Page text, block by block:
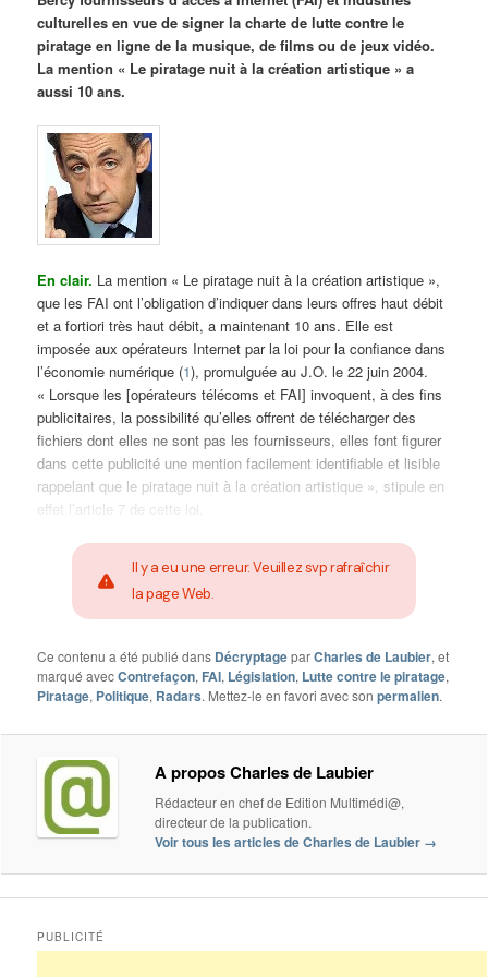
culturelles en vue de signer la charte de lutte contre le
piratage en ligne de la musique, de films ou de jeux vidéo.
La mention « Le piratage nuit à la création artistique » a
aussi 10 ans.
En clair. La mention « Le piratage nuit à la création artistique »,
que les FAI ont l’obligation d’indiquer dans leurs offres haut débit
et a fortiori très haut débit, a maintenant 10 ans. Elle est
imposée aux opérateurs Internet par la loi pour la confiance dans
l’économie numérique (1), promulguée au J.O. le 22 juin 2004.
« Lorsque les [opérateurs télécoms et FAI] invoquent, à des fins
publicitaires, la possibilité qu’elles offrent de télécharger des
fichiers dont elles ne sont pas les fournisseurs, elles font figurer
dans cette publicité une mention facilement identifiable et lisible
rappelant que le piratage nuit à la création artistique », stipule en
effet l’article 7 de cette loi.
Il y a eu une erreur. Veuillez svp rafraîchir
la page Web.
Ce contenu a été publié dans DécryptageparCharles de Laubier, et
marqué avecContrefaçon, FAI, Législation, Lutte contre le piratage,
Piratage, Politique, Radars. Mettez-le en favori avec sonpermalien.
A propos Charles de Laubier
Rédacteur en chef de Edition Multimédi@,
directeur de la publication.
Voir tous les articles de Charles de Laubier →
PUBLICITÉ